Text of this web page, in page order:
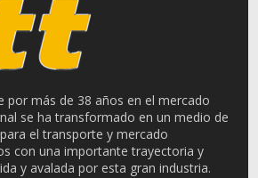
por más de 38 años en el mercado
se ha transformado en un medio de
el transporte y mercado
con una importante trayectoria y
y avalada por esta gran industria.